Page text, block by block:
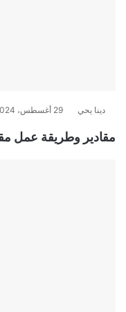
دينا يحي 29 أغسطس، 2024
مقادير وطريقة عمل